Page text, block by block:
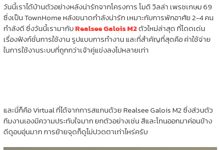
วันนี้เราได้บ้านตัวอย่างหลังน่ารักจากโครงการ โมดิ วิลล่า เพรชเกษม 69
ซึ่งเป็น TownHome หลังขนาดกำลังน่ารัก เหมาะกับการพักอาศัย 2-4 คน
กำลังดี ซึ่งวันนี้เรามากับRealsee Galois M2ตัวใหม่ล่าสุด ที่โดดเด่น
เรื่องฟังก์ชั่นการใช้งาน รูปแบบการทำงาน และที่สำคัญที่สุดคือ ค่าใช้จ่าย
ในการใช้งานระบบที่ถูกกว่าเจ้าคู่แข่งลงไปหลายเท่า
และนี่ก็คือ Virtual ที่ได้จากการสแกนด้วย Realsee Galois M2 ซึ่งส่วนตัว
ทีมงานเองมีความประทับใจมาก ยกตัวอย่างเช่น สีและโทนออกมาค่อนข้าง
ดีดูอบอุ่นมาก การย้ายจุดก็ดูไม่ปวดตาเท่าไหร่ครับ